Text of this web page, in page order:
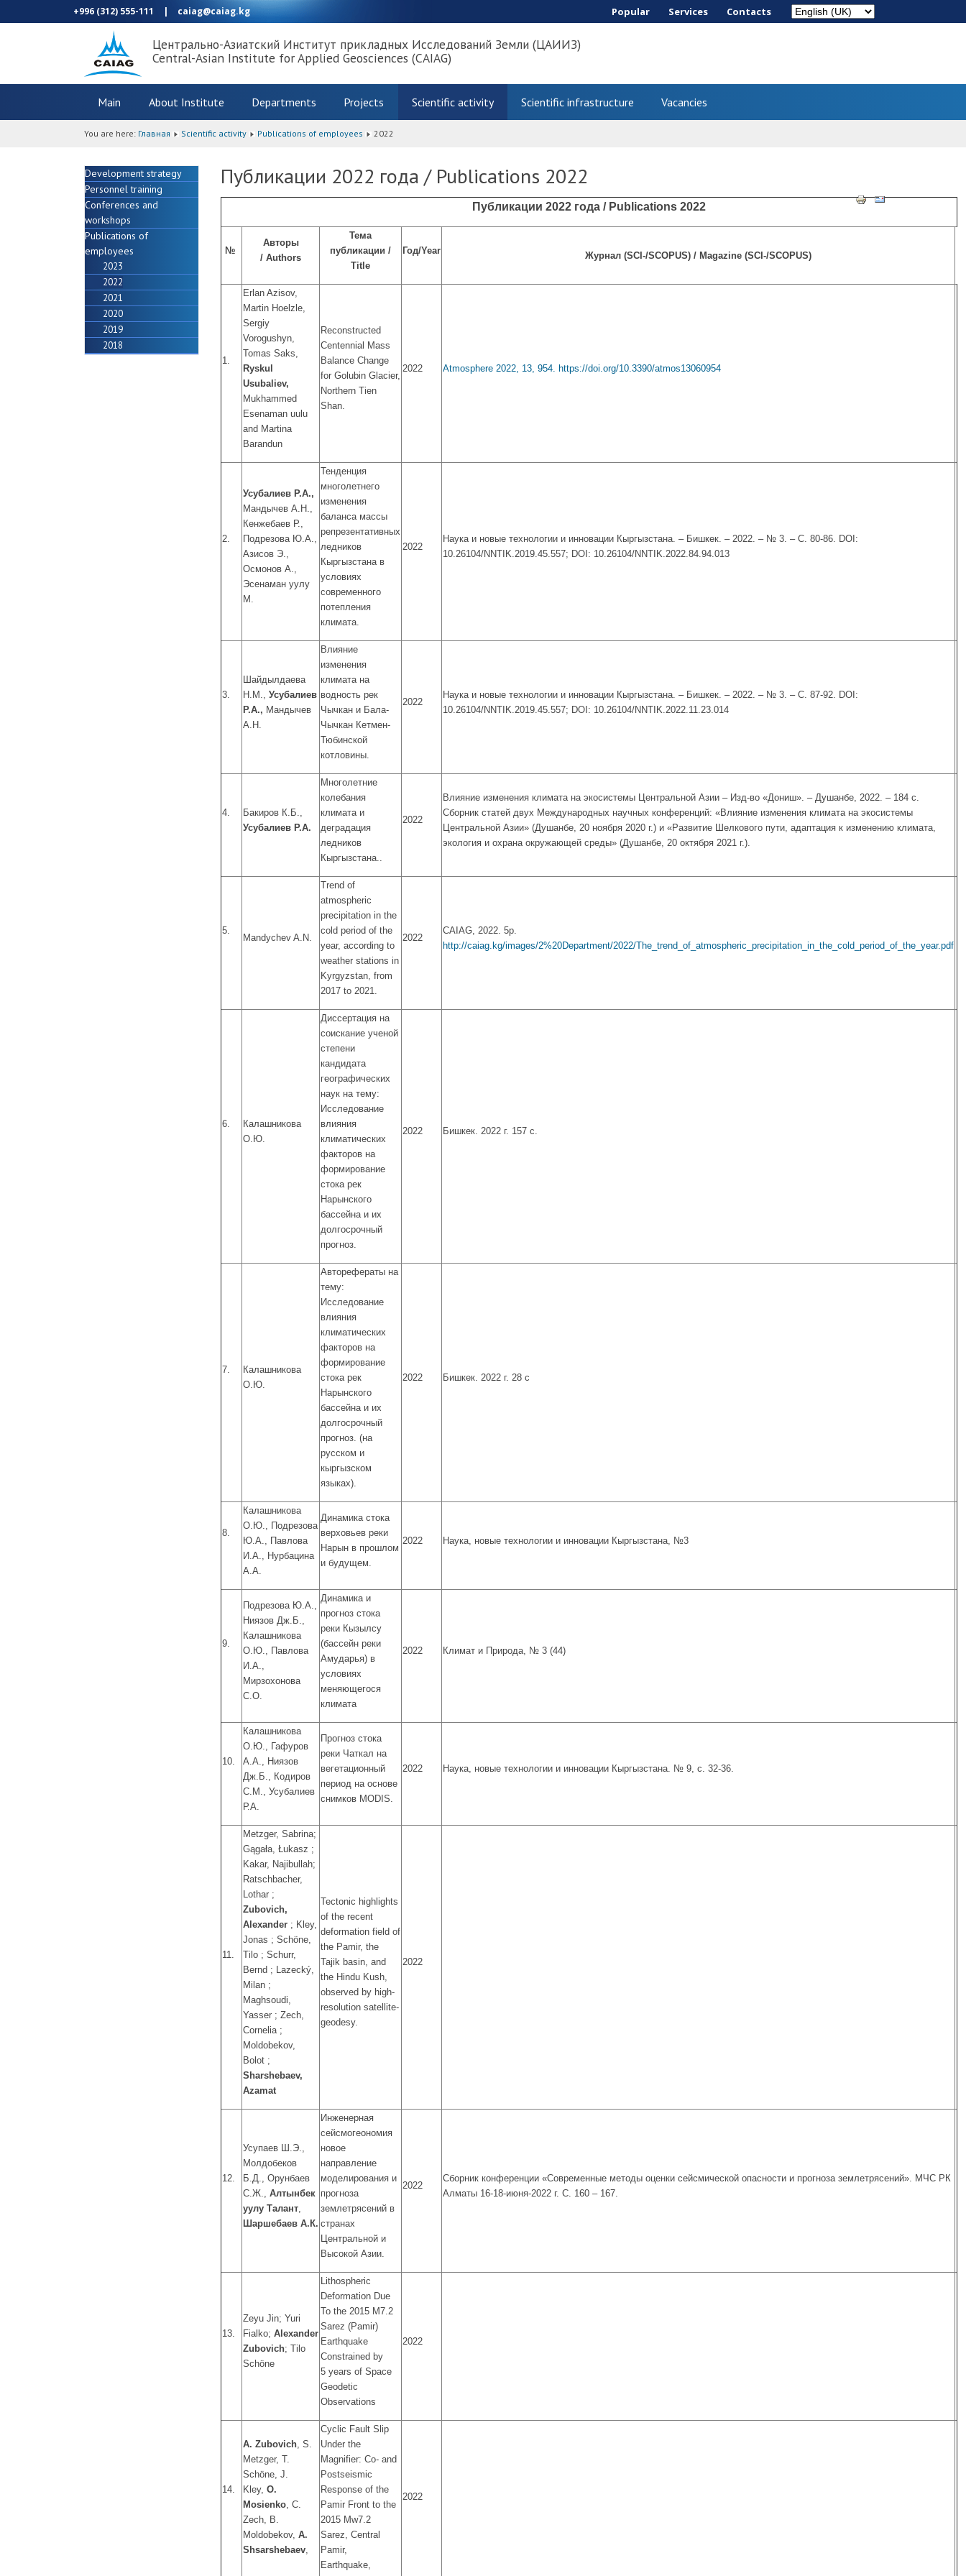
+996 (312) 555-111 | caiag@caiag.kg Popular Services Сontacts
Центрально-Азиатский Институт прикладных Исследований Земли (ЦАИИЗ)
Central-Asian Institute for Applied Geosciences (CAIAG)
Main About Institute Departments Projects Scientific activity Scientific infrastructure Vacancies
You are here: Главная Scientific activity Publications of employees 2022
Development strategy
Personnel training
Conferences and
workshops
Publications of
employees
2023
2022
2021
2020
2019
2018
Публикации 2022 года / Publications 2022
Публикации 2022 года / Publications 2022
№
Авторы
/ Authors
Тема
публикации /
Title
Год/Year Журнал (SCI-/SCOPUS) / Magazine (SCI-/SCOPUS)
1.
Erlan Azisov,
Martin Hoelzle,
Sergiy
Vorogushyn,
Tomas Saks,
Ryskul
Usubaliev,
Mukhammed
Esenaman uulu
and Martina
Barandun
Reconstructed
Centennial Mass
Balance Change
for Golubin Glacier,
Northern Tien
Shan.
2022 Atmosphere 2022, 13, 954. https://doi.org/10.3390/atmos13060954
2.
Усубалиев Р.А.,
Мандычев А.Н.,
Кенжебаев Р.,
Подрезова Ю.А.,
Азисов Э.,
Осмонов А.,
Эсенаман уулу
М.
Тенденция
многолетнего
изменения
баланса массы
репрезентативных
ледников
Кыргызстана в
условиях
современного
потепления
климата.
2022
Наука и новые технологии и инновации Кыргызстана. – Бишкек. – 2022. – № 3. – С. 80-86. DOI:
10.26104/NNTIK.2019.45.557; DOI: 10.26104/NNTIK.2022.84.94.013
3.
Шайдылдаева
Н.М., Усубалиев
Р.А., Мандычев
А.Н.
Влияние
изменения
климата на
водность рек
Чычкан и Бала-
Чычкан Кетмен-
Тюбинской
котловины.
2022
Наука и новые технологии и инновации Кыргызстана. – Бишкек. – 2022. – № 3. – С. 87-92. DOI:
10.26104/NNTIK.2019.45.557; DOI: 10.26104/NNTIK.2022.11.23.014
4.
Бакиров К.Б.,
Усубалиев Р.А.
Многолетние
колебания
климата и
деградация
ледников
Кыргызстана..
2022
Влияние изменения климата на экосистемы Центральной Азии – Изд-во «Дониш». – Душанбе, 2022. – 184 с.
Сборник статей двух Международных научных конференций: «Влияние изменения климата на экосистемы
Центральной Азии» (Душанбе, 20 ноября 2020 г.) и «Развитие Шелкового пути, адаптация к изменению климата,
экология и охрана окружающей среды» (Душанбе, 20 октября 2021 г.).
5.
Mandychev A.N.
Trend of
atmospheric
precipitation in the
cold period of the
year, according to
weather stations in
Kyrgyzstan, from
2017 to 2021.
2022
CAIAG, 2022. 5p.
http://caiag.kg/images/2%20Department/2022/The_trend_of_atmospheric_precipitation_in_the_cold_period_of_the_year.pdf
6.
Калашникова
О.Ю.
Диссертация на
соискание ученой
степени
кандидата
географических
наук на тему:
Исследование
влияния
климатических
факторов на
формирование
стока рек
Нарынского
бассейна и их
долгосрочный
прогноз.
2022 Бишкек. 2022 г. 157 с.
7.
Калашникова
О.Ю.
Авторефераты на
тему:
Исследование
влияния
климатических
факторов на
формирование
стока рек
Нарынского
бассейна и их
долгосрочный
прогноз. (на
русском и
кыргызском
языках).
2022 Бишкек. 2022 г. 28 с
8.
Калашникова
О.Ю., Подрезова
Ю.А., Павлова
И.А., Нурбацина
А.А.
Динамика стока
верховьев реки
Нарын в прошлом
и будущем.
2022 Наука, новые технологии и инновации Кыргызстана, №3
9.
Подрезова Ю.А.,
Ниязов Дж.Б.,
Калашникова
О.Ю., Павлова
И.А.,
Мирзохонова
С.О.
Динамика и
прогноз стока
реки Кызылсу
(бассейн реки
Амударья) в
условиях
меняющегося
климата
2022 Климат и Природа, № 3 (44)
10.
Калашникова
О.Ю., Гафуров
А.А., Ниязов
Дж.Б., Кодиров
С.М., Усубалиев
Р.А.
Прогноз стока
реки Чаткал на
вегетационный
период на основе
снимков MODIS.
2022 Наука, новые технологии и инновации Кыргызстана. № 9, с. 32-36.
11.
Metzger, Sabrina;
Gągała, Łukasz ;
Kakar, Najibullah;
Ratschbacher,
Lothar ;
Zubovich,
Alexander ; Kley,
Jonas ; Schöne,
Tilo ; Schurr,
Bernd ; Lazecký,
Milan ;
Maghsoudi,
Yasser ; Zech,
Cornelia ;
Moldobekov,
Bolot ;
Sharshebaev,
Azamat
Tectonic highlights
of the recent
deformation field of
the Pamir, the
Tajik basin, and
the Hindu Kush,
observed by high-
resolution satellite-
geodesy.
2022
12.
Усупаев Ш.Э.,
Молдобеков
Б.Д., Орунбаев
С.Ж., Алтынбек
уулу Талант
Шаршебаев А.К.
Инженерная
сейсмогеономия
новое
направление
моделирования и
прогноза
землетрясений в
странах
Центральной и
Высокой Азии.
2022
Сборник конференции «Современные методы оценки сейсмической опасности и прогноза землетрясений». МЧС РК
Алматы 16-18-июня-2022 г. С. 160 – 167.
13.
Zeyu Jin; Yuri
Fialko; Alexander
Zubovich; Tilo
Schöne
Lithospheric
Deformation Due
To the 2015 M7.2
Sarez (Pamir)
Earthquake
Constrained by
5 years of Space
Geodetic
Observations
2022
14.
A. Zubovich , S.
Metzger, T.
Schöne, J.
Kley, O.
Mosienko , C.
Zech, B.
Moldobekov, A.
Shsarshebaev
Cyclic Fault Slip
Under the
Magnifier: Co‐ and
Postseismic
Response of the
Pamir Front to the
2015 Mw7.2
Sarez, Central
Pamir,
Earthquake,
2022